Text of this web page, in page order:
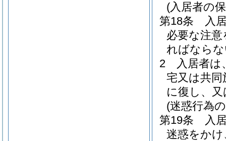
(入居者の
第18条
入
必要な注
ればなら
2
入居者
宅又は共
に復し、
(迷惑行為
第19条
入
迷惑をか